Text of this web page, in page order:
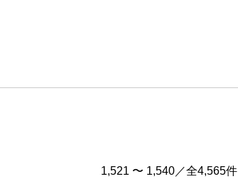
1,521 〜 1,540／全4,565件